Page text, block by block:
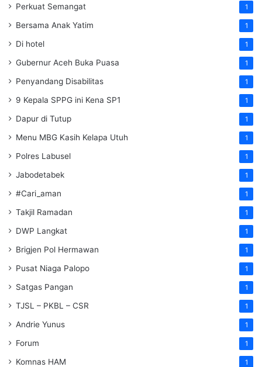
Perkuat Semangat 1
Bersama Anak Yatim 1
Di hotel 1
Gubernur Aceh Buka Puasa 1
Penyandang Disabilitas 1
9 Kepala SPPG ini Kena SP1 1
Dapur di Tutup 1
Menu MBG Kasih Kelapa Utuh 1
Polres Labusel 1
Jabodetabek 1
#Cari_aman 1
Takjil Ramadan 1
DWP Langkat 1
Brigjen Pol Hermawan 1
Pusat Niaga Palopo 1
Satgas Pangan 1
TJSL – PKBL – CSR 1
Andrie Yunus 1
Forum 1
Komnas HAM 1